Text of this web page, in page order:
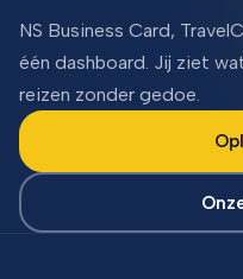
NS Business Card,
één dashboard. Jij ziet
reizen zonder gedoe.